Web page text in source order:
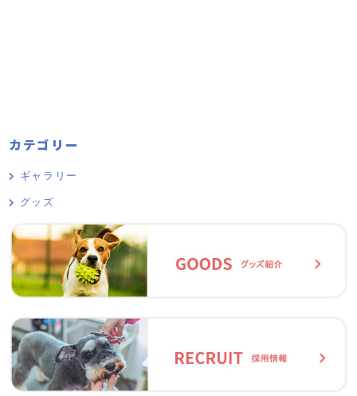
カテゴリー
ギャラリー
グッズ